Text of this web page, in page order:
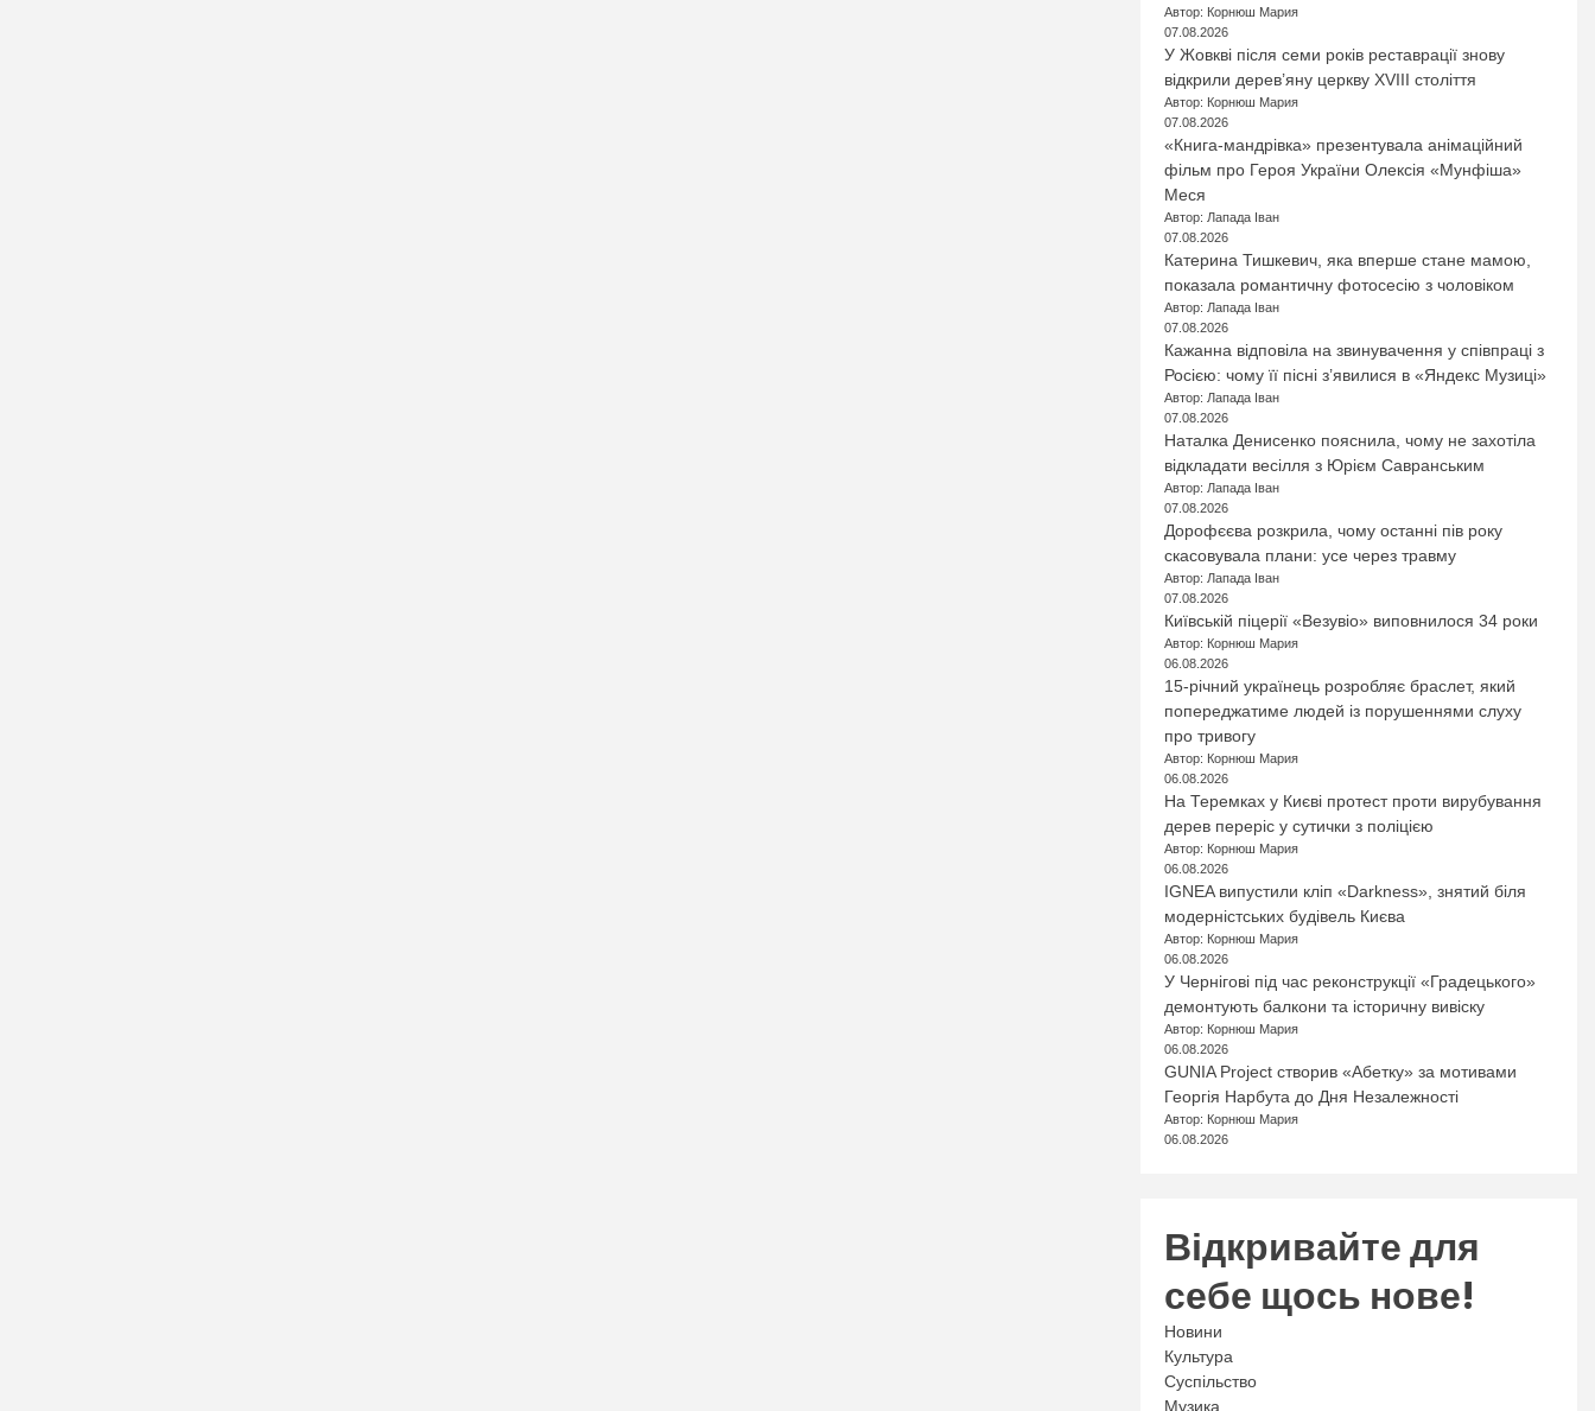
Автор: Корнюш Мария
07.08.2026
У Жовкві після семи років реставрації знову
відкрили дерев’яну церкву XVIII століття
Автор: Корнюш Мария
07.08.2026
«Книга-мандрівка» презентувала анімаційний
фільм про Героя України Олексія «Мунфіша»
Меся
Автор: Лапада Іван
07.08.2026
Катерина Тишкевич, яка вперше стане мамою,
показала романтичну фотосесію з чоловіком
Автор: Лапада Іван
07.08.2026
Кажанна відповіла на звинувачення у співпраці з
Росією: чому її пісні з’явилися в «Яндекс Музиці»
Автор: Лапада Іван
07.08.2026
Наталка Денисенко пояснила, чому не захотіла
відкладати весілля з Юрієм Савранським
Автор: Лапада Іван
07.08.2026
Дорофєєва розкрила, чому останні пів року
скасовувала плани: усе через травму
Автор: Лапада Іван
07.08.2026
Київській піцерії «Везувіо» виповнилося 34 роки
Автор: Корнюш Мария
06.08.2026
15-річний українець розробляє браслет, який
попереджатиме людей із порушеннями слуху
про тривогу
Автор: Корнюш Мария
06.08.2026
На Теремках у Києві протест проти вирубування
дерев переріс у сутички з поліцією
Автор: Корнюш Мария
06.08.2026
IGNEA випустили кліп «Darkness», знятий біля
модерністських будівель Києва
Автор: Корнюш Мария
06.08.2026
У Чернігові під час реконструкції «Градецького»
демонтують балкони та історичну вивіску
Автор: Корнюш Мария
06.08.2026
GUNIA Project створив «Абетку» за мотивами
Георгія Нарбута до Дня Незалежності
Автор: Корнюш Мария
06.08.2026
Відкривайте для
себе щось нове!
Новини
Культура
Суспільство
Музика